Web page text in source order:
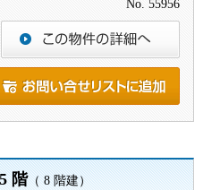
No. 55956
5 階（ 8 階建）